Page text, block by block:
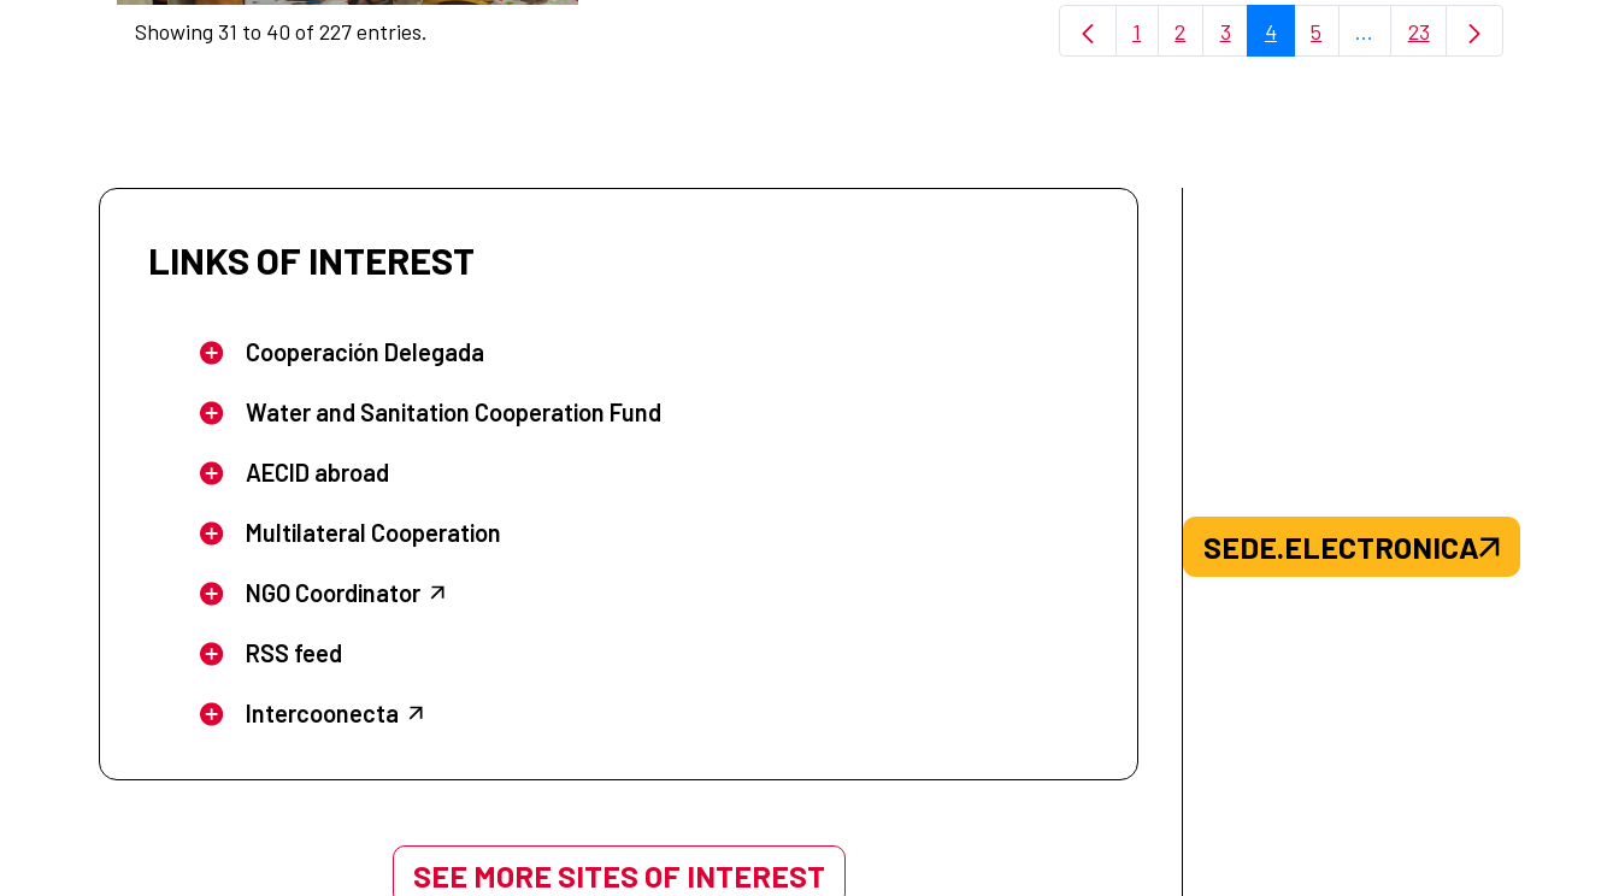
Showing 31 to 40 of 227 entries.
Page
1 Page
2 Page
3 Page
4 Page
5 ...Intermediate Pages Use
Page
23
LINKS OF INTEREST
Cooperación Delegada
Water and Sanitation Cooperation Fund
AECID abroad
Multilateral Cooperation
NGO Coordinator
RSS feed
Intercoonecta
SEE MORE SITES OF INTEREST
SEDE.ELECTRONICA